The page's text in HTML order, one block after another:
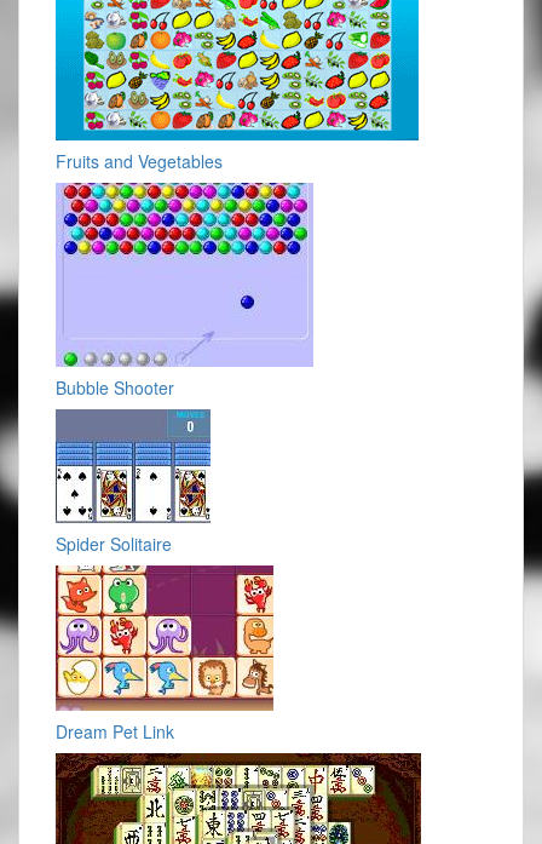
Fruits and Vegetables
Bubble Shooter
Spider Solitaire
Dream Pet Link